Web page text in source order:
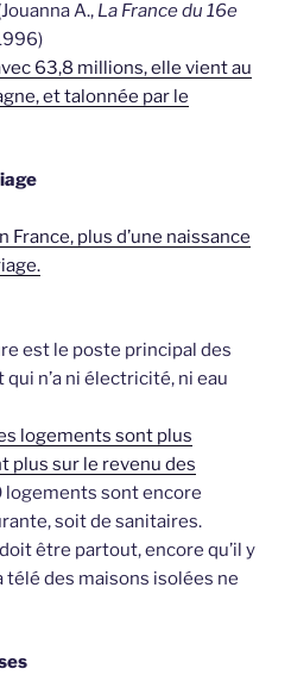
A., La France du 16e
63,8 millions, elle vient au
et talonnée par le
France, plus d’une naissance
est le poste principal des
n’a ni électricité, ni eau
logements sont plus
plus sur le revenu des
logements sont encore
soit de sanitaires.
être partout, encore qu’il y
télé des maisons isolées ne